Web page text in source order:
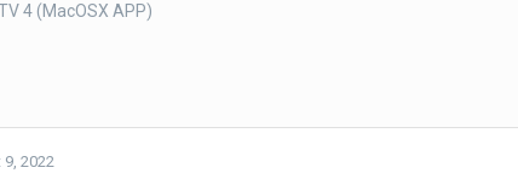
4 (MacOSX APP)
2022